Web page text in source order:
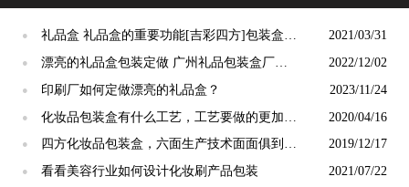
●
礼品盒 礼品盒的重要功能[吉彩四方]包装盒定
制实力厂家 1v1服务
2021/03/31
●
漂亮的礼品盒包装定做 广州礼品包装盒厂家
[吉彩四方]
2022/12/02
● 印刷厂如何定做漂亮的礼品盒？ 2023/11/24
●
化妆品包装盒有什么工艺，工艺要做的更加有
精度[吉彩四方]
2020/04/16
●
四方化妆品包装盒，六面生产技术面面俱到的
工艺搭配[吉彩四方]
2019/12/17
● 看看美容行业如何设计化妆刷产品包装 2021/07/22